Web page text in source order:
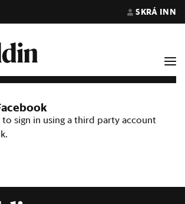
SKRÁ INN
sign in using a third party account